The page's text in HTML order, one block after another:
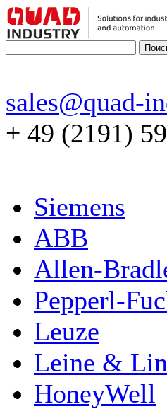
sales@quad-
+ 49 (2191)
Siemens
ABB
Allen-
Pepperl-
Leuze
Leine &
HoneyWell